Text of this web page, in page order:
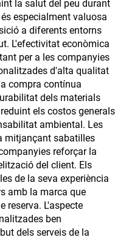
la salut del peu durant
especialment valuosa
a diferents entorns
L'efectivitat econòmica
per a les companyies
d'alta qualitat
compra contínua
dels materials
els costos generals
ambiental. Les
mitjançant sabatilles
reforçar la
del client. Els
de la seva experiència
amb la marca que
reserva. L'aspecte
ben
dels serveis de la